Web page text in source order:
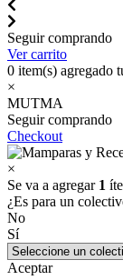
Seguir comprando
Ver carrito
0 item(s) agregado
×
MUTMA
Seguir comprando
Checkout
×
Se va a agregar 1
¿Es para un
No
Sí
Aceptar